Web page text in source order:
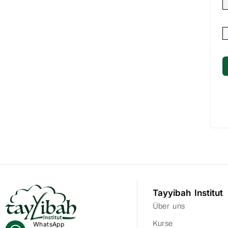
WhatsApp
Tayyibah Institut
Über uns
Kurse